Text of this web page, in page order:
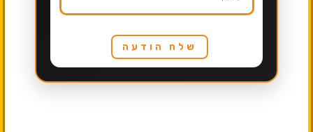
שלח הודעה